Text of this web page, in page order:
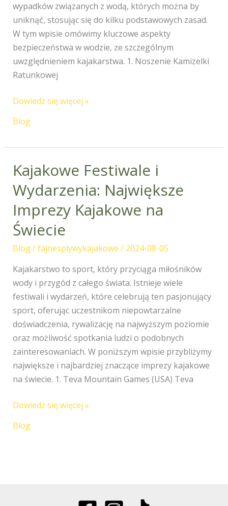
wypadków związanych z wodą, których można by
uniknąć, stosując się do kilku podstawowych zasad.
W tym wpisie omówimy kluczowe aspekty
bezpieczeństwa w wodzie, ze szczególnym
uwzględnieniem kajakarstwa. 1. Noszenie Kamizelki
Ratunkowej
Dowiedz się więcej »
Blog
Kajakowe Festiwale i
Wydarzenia: Największe
Imprezy Kajakowe na
Świecie
Blog/fajnesplywykajakowe / 2024-08-05
Kajakarstwo to sport, który przyciąga miłośników
wody i przygód z całego świata. Istnieje wiele
festiwali i wydarzeń, które celebrują ten pasjonujący
sport, oferując uczestnikom niepowtarzalne
doświadczenia, rywalizację na najwyższym poziomie
oraz możliwość spotkania ludzi o podobnych
zainteresowaniach. W poniższym wpisie przybliżymy
największe i najbardziej znaczące imprezy kajakowe
na świecie. 1. Teva Mountain Games (USA) Teva
Kajakowe
Festiwale
Wydarzenia:
Największe
Imprezy
Kajakowe
Świecie
Dowiedz się więcej »
Blog